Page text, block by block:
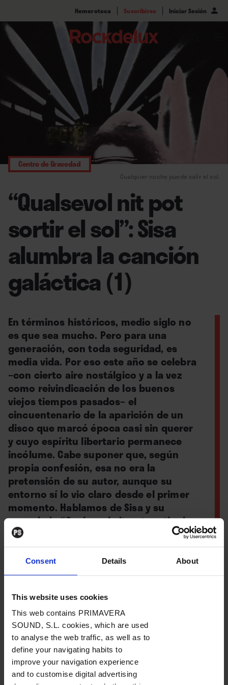
Consent Details About
This website uses cookies
This web contains PRIMAVERA
SOUND, S.L. cookies, which are used
to analyse the web traffic, as well as to
define your navigating habits to
improve your navigation experience
and to customise digital advertising
Hemeroteca Suscribirse Iniciar Sesión
Cualquier noche puede salir el sol.
Centro de Gravedad
“Qualsevol nit pot
sortir el sol”: Sisa
alumbra la canción
galáctica (1)
En términos históricos, medio siglo no
es que sea mucho. Pero para una
generación, con toda seguridad, es
media vida. Por eso este año se celebra
–con cierto aire nostálgico y a la vez
como reivindicación de los buenos
viejos tiempos pasados– el
cincuentenario de la aparición de un
disco que marcó época casi sin querer
y cuyo espíritu libertario permanece
incólume. Cabe suponer que, según
propia confesión, esa no era la
pretensión de su autor, aunque su
entorno sí lo vio claro desde el primer
momento. Hablamos de Sisa y su
recordado “Qualsevol nit pot sortir el
sol”, publicado en 1975.
09. 10. 2025
Jaume Sisa(Barcelona, 1948) era, como su vecino
Joan Manuel Serrat, hijo del barrio barcelonés del